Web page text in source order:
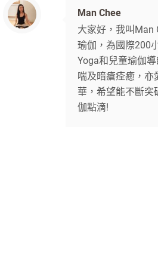
Man Chee
大家好，我叫Man
瑜伽，為國際200
Yoga和兒童瑜伽
喘及暗瘡痊癒，亦
華，希望能不斷突
伽點滴!